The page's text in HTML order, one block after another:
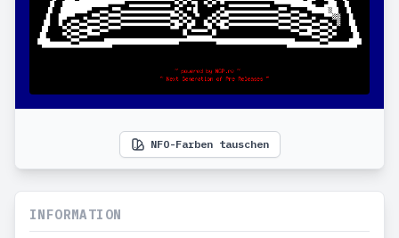
NFO-Farben tauschen
INFORMATION